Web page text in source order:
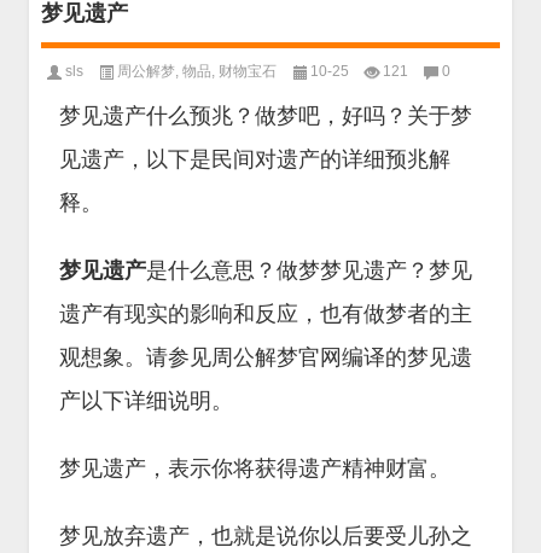
梦见遗产
sls 周公解梦, 物品, 财物宝石 10-25 121 0
梦见遗产什么预兆？做梦吧，好吗？关于梦
见遗产，以下是民间对遗产的详细预兆解
释。
梦见遗产是什么意思？做梦梦见遗产？梦见
遗产有现实的影响和反应，也有做梦者的主
观想象。请参见周公解梦官网编译的梦见遗
产以下详细说明。
梦见遗产，表示你将获得遗产精神财富。
梦见放弃遗产，也就是说你以后要受儿孙之